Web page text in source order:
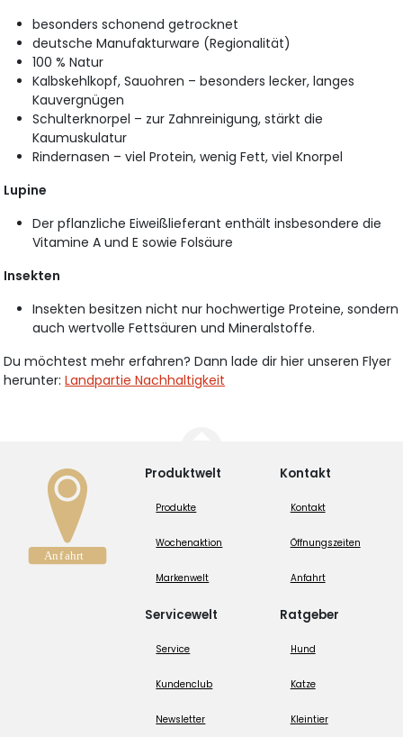
besonders schonend getrocknet
deutsche Manufakturware (Regionalität)
100 % Natur
Kalbskehlkopf, Sauohren – besonders lecker, langes
Kauvergnügen
Schulterknorpel – zur Zahnreinigung, stärkt die
Kaumuskulatur
Rindernasen – viel Protein, wenig Fett, viel Knorpel
Lupine
Der pflanzliche Eiweißlieferant enthält insbesondere die
Vitamine A und E sowie Folsäure
Insekten
Insekten besitzen nicht nur hochwertige Proteine, sondern
auch wertvolle Fettsäuren und Mineralstoffe.
Du möchtest mehr erfahren? Dann lade dir hier unseren Flyer
herunter:Landpartie Nachhaltigkeit
Produktwelt
Produkte
Wochenaktion
Markenwelt
Servicewelt
Service
Kundenclub
Newsletter
Kontakt
Kontakt
Öffnungszeiten
Anfahrt
Ratgeber
Hund
Katze
Kleintier